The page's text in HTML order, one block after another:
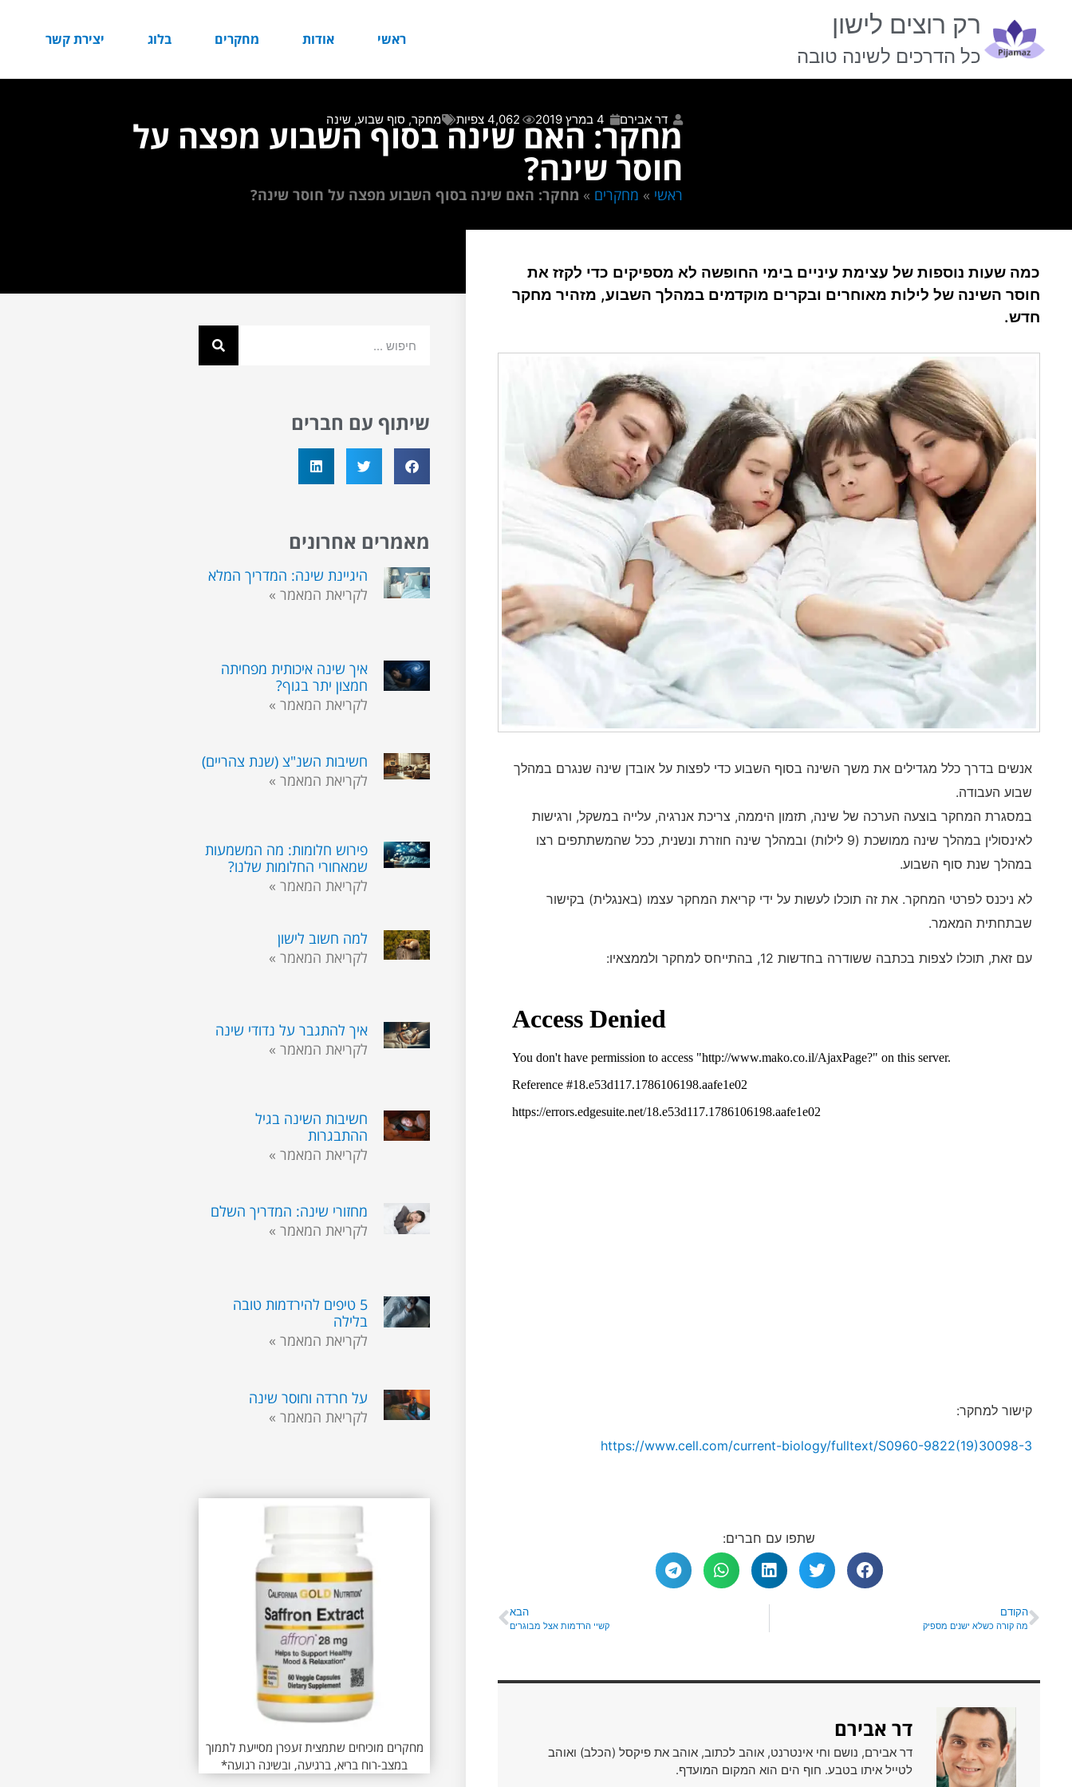
רק רוצים לישון
כל הדרכים לשינה טובה
ראשי אודות מחקרים בלוג יצירת קשר
דר אבירם 4 במרץ 2019 4,062 צפיות מחקר, סוף שבוע,שינה
מחקר: האם שינה בסוף השבוע מפצה על
חוסר שינה?
ראשי » מחקרים » מחקר: האם שינה בסוף השבוע מפצה על חוסר שינה?
כמה שעות נוספות של עצימת עיניים בימי החופשה לא מספיקים כדי לקזז את
חוסר השינה של לילות מאוחרים ובקרים מוקדמים במהלך השבוע, מזהיר מחקר
חדש.
אנשים בדרך כלל מגדילים את משך השינה בסוף השבוע כדי לפצות על אובדן שינה שנגרם במהלך
שבוע העבודה.
במסגרת המחקר בוצעה הערכה של שינה, תזמון היממה, צריכת אנרגיה, עלייה במשקל, ורגישות
לאינסולין במהלך שינה ממושכת (9 לילות) ובמהלך שינה חוזרת ונשנית, ככל שהמשתתפים רצו
במהלך שנת סוף השבוע.
לא ניכנס לפרטי המחקר. את זה תוכלו לעשות על ידי קריאת המחקר עצמו (באנגלית) בקישור
שבתחתית המאמר.
עם זאת, תוכלו לצפות בכתבה ששודרה בחדשות 12, בהתייחס למחקר ולממצאיו:
קישור למחקר:
https://www.cell.com/current-biology/fulltext/S0960-9822(19)30098-3
שתפו עם חברים:
הקודם
מה קורה כשלא ישנים מספיק
הבא
קשיי הרדמות אצל מבוגרים
דר אבירם
דר אבירם, נושם וחי אינטרנט, אוהב לכתוב, אוהב את פיקסל (הכלב) ואוהב
לטייל איתו בטבע. חוף הים הוא המקום המועדף.
שיתוף עם חברים
מאמרים אחרונים
היגיינת שינה: המדריך המלא
לקריאת המאמר »
איך שינה איכותית מפחיתה
חמצון יתר בגוף?
לקריאת המאמר »
חשיבות השנ"צ (שנת צהריים)
לקריאת המאמר »
פירוש חלומות: מה המשמעות
שמאחורי החלומות שלנו?
לקריאת המאמר »
למה חשוב לישון
לקריאת המאמר »
איך להתגבר על נדודי שינה
לקריאת המאמר »
חשיבות השינה בגיל
ההתבגרות
לקריאת המאמר »
מחזורי שינה: המדריך השלם
לקריאת המאמר »
5 טיפים להירדמות טובה
בלילה
לקריאת המאמר »
על חרדה וחוסר שינה
לקריאת המאמר »
מחקרים מוכיחים שתמצית זעפרן מסייעת לתמוך
במצב-רוח בריא, ברגיעה, ובשינה רגועה*